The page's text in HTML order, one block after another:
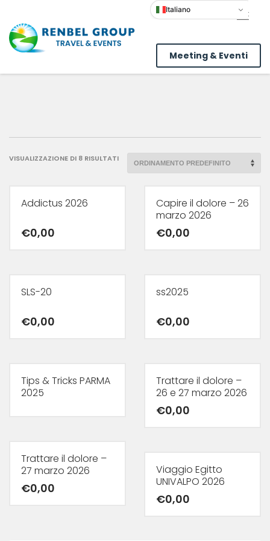
Meeting & Eventi
VISUALIZZAZIONE DI 8 RISULTATI
Addictus 2026
€0,00
Capire il dolore – 26
marzo 2026
€0,00
SLS-20
€0,00
ss2025
€0,00
Tips & Tricks PARMA
2025
Trattare il dolore –
26 e 27 marzo 2026
€0,00
Trattare il dolore –
27 marzo 2026
€0,00
Viaggio Egitto
UNIVALPO 2026
€0,00
Italiano